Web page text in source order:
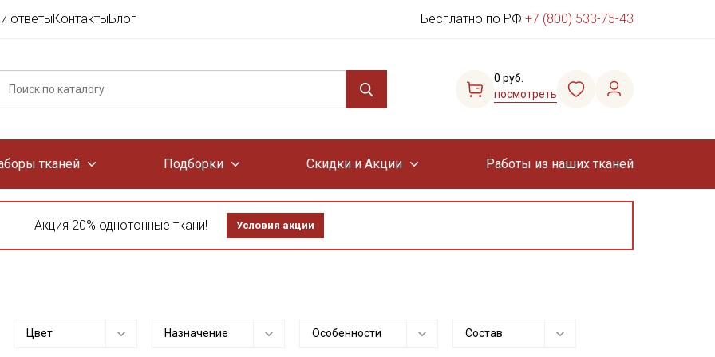
ответыКонтактыБлог Бесплатно по РФ +7 (800) 533-75-43
0 руб.
посмотреть
тканей Подборки Скидки и Акции Работы из наших тканей
Акция 20% однотонные ткани! Условия акции
Цвет Назначение Особенности Состав